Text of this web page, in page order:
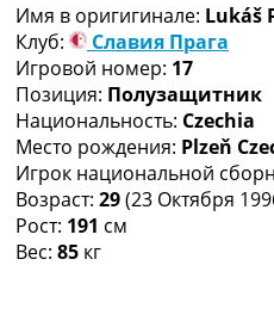
Другие Турниры
Таблицы
Таблицы групп
Украина.
Украина. Первая
Лига Чемпионов.
Англия.
Испания. Ла Лига
Все таблицы >>>
Рейтинги
Имя в оригигинале: Lukáš
Клуб:
Славия Прага
Игровой номер: 17
Позиция: Полузащитник
Национальность: Czechia
Место рождения: Plzeň
Игрок национальной
Возраст: 29(23 Октября
Рост: 191 см
Вес: 85 кг